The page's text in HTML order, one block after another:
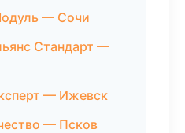
— Сочи
Стандарт —
— Ижевск
— Псков